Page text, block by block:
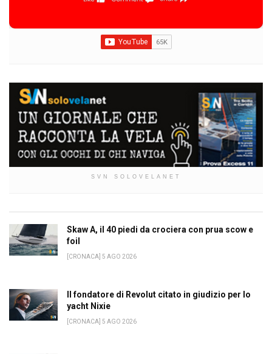
SVN SOLOVELANET
Skaw A, il 40 piedi da crociera con prua scow e
foil
[CRONACA] 5 AGO 2026
Il fondatore di Revolut citato in giudizio per lo
yacht Nixie
[CRONACA] 5 AGO 2026